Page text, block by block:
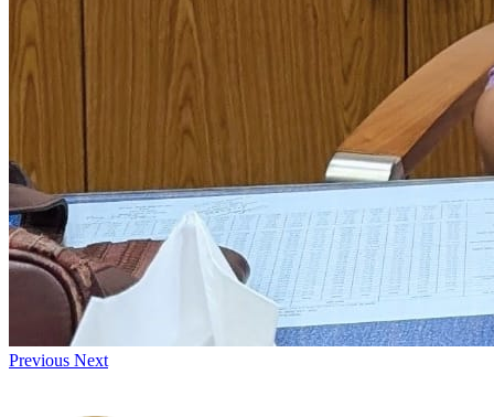
Previous Next